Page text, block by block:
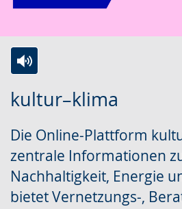
kultur–klima
Die Online-Plattform
zentrale Informationen
Nachhaltigkeit, Energie
bietet Vernetzungs-,
Leichten
wechseln.
Audio-
Video
Deutscher
Gebärdensprache
wird
angezeigt.